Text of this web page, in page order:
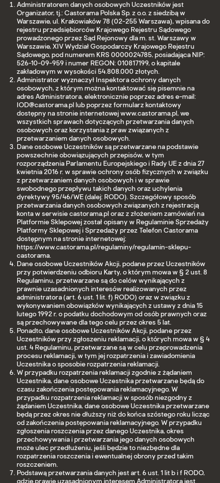
Administratorem danych osobowych Uczestników jest
Organizator, tj.: Castorama Polska Sp. z o.o. z siedzibą w
Warszawie, ul. Krakowiaków 78 (02-255 Warszawa), wpisana do
rejestru przedsiębiorców Krajowego Rejestru Sądowego
prowadzonego przez Sąd Rejonowy dla m. st. Warszawy w
Warszawie, XIV Wydział Gospodarczy Krajowego Rejestru
Sądowego, pod numerem KRS 0000024785, posiadająca NIP:
526-10-09-959 i numer REGON: 010817199, o kapitale
zakładowym w wysokości 54.808.000 złotych.
Administrator wyznaczył Inspektora ochrony danych
osobowych, z którym można kontaktować się pisemnie na
adres Administratora, elektronicznie poprzez adres e-mail:
IOD@castorama.pl lub poprzez formularz kontaktowy
dostępny na stronie internetowej www.castorama.pl, we
wszystkich sprawach dotyczących przetwarzania danych
osobowych oraz korzystania z praw związanych z
przetwarzaniem danych osobowych.
Dane osobowe Uczestników są przetwarzane na podstawie
powszechnie obowiązujących przepisów, w tym
rozporządzenia Parlamentu Europejskiego i Rady UE z dnia 27
kwietnia 2016 r. w sprawie ochrony osób fizycznych w związku
z przetwarzaniem danych osobowych i w sprawie
swobodnego przepływu takich danych oraz uchylenia
dyrektywy 95/46/WE (dalej: RODO). Szczegółowy sposób
przetwarzania danych osobowych związanych z rejestracją
konta w serwisie castorama.pl oraz z złożeniem zamówień na
Platformie Sklepowej został opisany w Regulaminie Sprzedaży
Platformy Sklepowej i Sprzedaży przez Telefon Castorama
dostępnym na stronie internetowej:
https://www.castorama.pl/regulaminy/regulamin-sklepu-
castorama.
Dane osobowe Uczestników Akcji, podane przez Uczestników
przy potwierdzeniu odbioru Karty, o którym mowa w § 2 ust. 8
Regulaminu, przetwarzane są do celów wynikających z
prawnie uzasadnionych interesów realizowanych przez
administratora (art. 6 ust. 1 lit. f) RODO) oraz w związku z
wykonywaniem obowiązków wynikających z ustawy z dnia 15
lutego 1992 r. o podatku dochodowym od osób prawnych oraz
są przechowywane dla tego celu przez okres 5 lat.
Ponadto, dane osobowe Uczestników Akcji, podane przez
Uczestników przy zgłoszeniu reklamacji, o których mowa w § 4
ust. 4 Regulaminu, przetwarzane są w celu przeprowadzenia
procesu reklamacji, w tym jej rozpatrzenia i zawiadomienia
Uczestnika o sposobie rozpatrzenia reklamacji.
W przypadku rozpatrzenia reklamacji zgodnie z żądaniem
Uczestnika, dane osobowe Uczestnika przetwarzane będą do
czasu zakończenia postępowania reklamacyjnego. W
przypadku rozpatrzenia reklamacji w sposób niezgodny z
żądaniem Uczestnika, dane osobowe Uczestnika przetwarzane
będą przez okres nie dłuższy niż do końca szóstego roku licząc
od zakończenia postępowania reklamacyjnego. W przypadku
zgłoszenia roszczenia przez danego Uczestnika, okres
przechowywania i przetwarzania jego danych osobowych
może ulec przedłużeniu, jeśli będzie to niezbędne dla
rozpatrzenia roszczenia i ewentualnej obrony przed takim
roszczeniem.
Podstawą przetwarzania danych jest art. 6 ust. 1 lit b i f RODO,
gdzie prawie uzasadnionym interesem Administratora jest